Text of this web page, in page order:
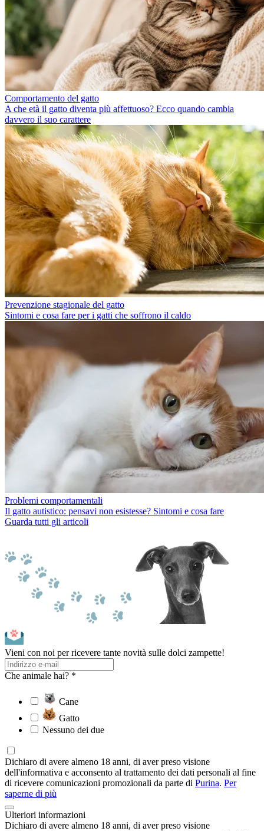
Comportamento del gatto
A che età il gatto diventa più affettuoso? Ecco quando cambia
davvero il suo carattere
Prevenzione stagionale del gatto
Sintomi e cosa fare per i gatti che soffrono il caldo
Problemi comportamentali
Il gatto autistico: pensavi non esistesse? Sintomi e cosa fare
Guarda tutti gli articoli
Vieni con noi per ricevere tante novità sulle dolci zampette!
Che animale hai? *
Cane
Gatto
Nessuno dei due
Dichiaro di avere almeno 18 anni, di aver preso visione
dell'informativa e acconsento al trattamento dei dati personali al fine
di ricevere comunicazioni promozionali da parte di Purina. Per
saperne di più
Ulteriori informazioni
Dichiaro di avere almeno 18 anni, di aver preso visione